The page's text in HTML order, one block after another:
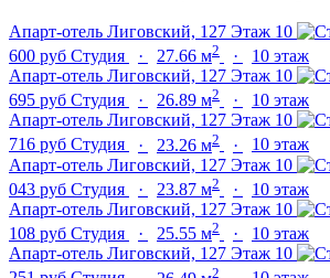
Апарт-отель Лиговский, 127 Этаж 10
600 руб Студия · 27.66 м2 ·
10 этаж
Апарт-отель Лиговский, 127 Этаж 10
695 руб Студия · 26.89 м2 ·
10 этаж
Апарт-отель Лиговский, 127 Этаж 10
716 руб Студия · 23.26 м2 ·
10 этаж
Апарт-отель Лиговский, 127 Этаж 10
043 руб Студия · 23.87 м2 ·
10 этаж
Апарт-отель Лиговский, 127 Этаж 10
108 руб Студия · 25.55 м2 ·
10 этаж
Апарт-отель Лиговский, 127 Этаж 10
2